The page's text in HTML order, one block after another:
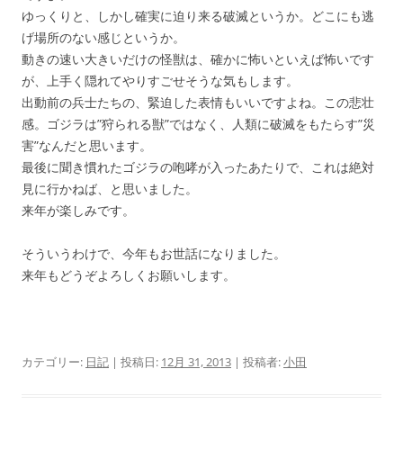
ゆっくりと、しかし確実に迫り来る破滅というか。どこにも逃
げ場所のない感じというか。
動きの速い大きいだけの怪獣は、確かに怖いといえば怖いです
が、上手く隠れてやりすごせそうな気もします。
出動前の兵士たちの、緊迫した表情もいいですよね。この悲壮
感。ゴジラは”狩られる獣”ではなく、人類に破滅をもたらす”災
害”なんだと思います。
最後に聞き慣れたゴジラの咆哮が入ったあたりで、これは絶対
見に行かねば、と思いました。
来年が楽しみです。
そういうわけで、今年もお世話になりました。
来年もどうぞよろしくお願いします。
カテゴリー: 日記 | 投稿日: 12月 31, 2013 | 投稿者:小田